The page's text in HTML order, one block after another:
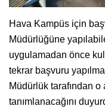
Hava Kampüs için
Müdürlüğüne
uygulamadan önce
tekrar başvuru
Müdürlük tarafından
tanımlanacağını